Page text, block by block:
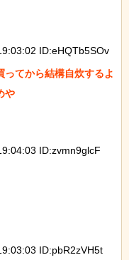
ID:eHQTb5SOv
ってから結構自炊するよ
や
ID:zvmn9glcF
ID:pbR2zVH5t